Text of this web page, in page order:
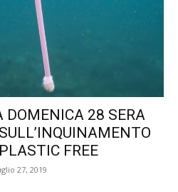
DOMENICA 28 SERA
FREE
27, 2019